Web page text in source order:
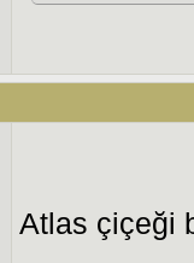
Atlas çiçeği